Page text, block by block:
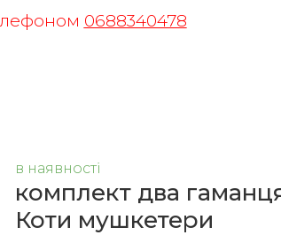
0688340478
в наявності
комплект два
Коти мушкетери